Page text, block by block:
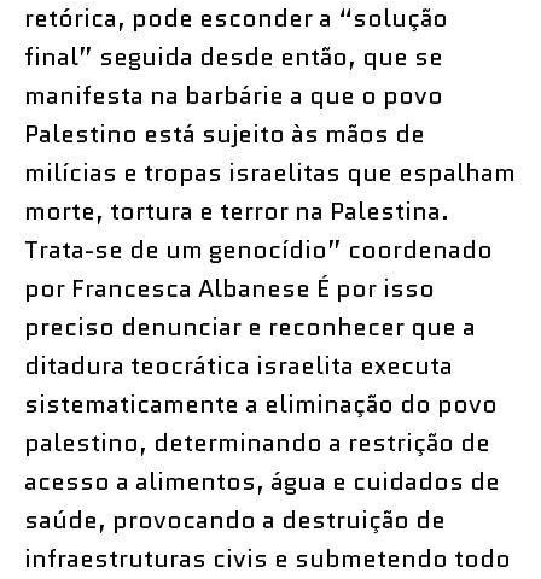
retórica, pode esconder a “solução
final” seguida desde então, que se
manifesta na barbárie a que o povo
Palestino está sujeito às mãos de
milícias e tropas israelitas que espalham
morte, tortura e terror na Palestina.
Trata-se de um genocídio” coordenado
por Francesca Albanese É por isso
preciso denunciar e reconhecer que a
ditadura teocrática israelita executa
sistematicamente a eliminação do povo
palestino, determinando a restrição de
acesso a alimentos, água e cuidados de
saúde, provocando a destruição de
infraestruturas civis e submetendo todo